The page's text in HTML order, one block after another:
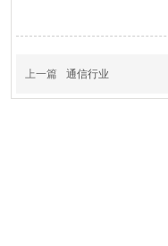
上一篇 通信行业